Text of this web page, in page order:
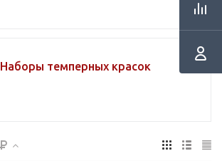
Наборы темперных красок